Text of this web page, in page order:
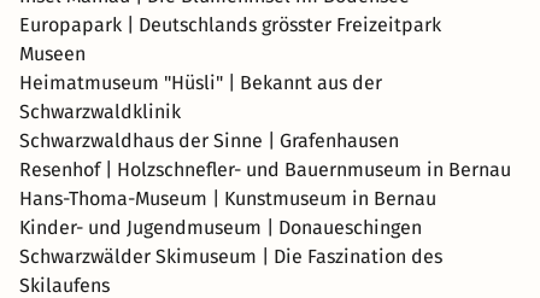
Europapark | Deutschlands grösster Freizeitpark
Museen
Heimatmuseum "Hüsli" | Bekannt aus der
Schwarzwaldklinik
Schwarzwaldhaus der Sinne | Grafenhausen
Resenhof | Holzschnefler- und Bauernmuseum in Bernau
Hans-Thoma-Museum | Kunstmuseum in Bernau
Kinder- und Jugendmuseum | Donaueschingen
Schwarzwälder Skimuseum | Die Faszination des
Skilaufens